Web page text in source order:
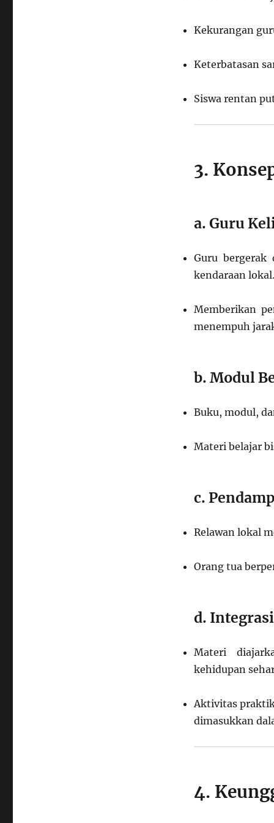
Kekurangan
Keterbatasan
Siswa rentan
3.
a. Guru
Guru bergerak
kendaraan lokal.
Memberikan
menempuh
b. Modul
Buku, modul,
Materi belajar
c.
Relawan lokal
Orang tua
d.
Materi
kehidupan
Aktivitas
dimasukkan
4.